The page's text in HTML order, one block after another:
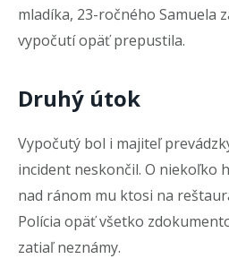
mladíka, 23-ročného Samuela
vypočutí opäť prepustila.
Druhý útok
Vypočutý bol i majiteľ
incident neskončil. O niekoľko
nad ránom mu ktosi na
Polícia opäť všetko
zatiaľ neznámy.